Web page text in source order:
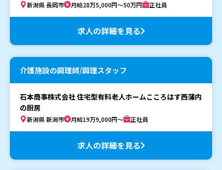
新潟県 長岡市 月給28万5,000円～50万円 正社員
求人の詳細を見る
介護施設の調理師/調理スタッフ
石本商事株式会社 住宅型有料老人ホームこころはす西蒲内
の厨房
新潟県 新潟市 月給19万9,000円～ 正社員
求人の詳細を見る